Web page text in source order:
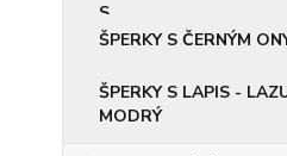
ŠPERKY S ČERNÝM
ŠPERKY S LAPIS -
MODRÝ